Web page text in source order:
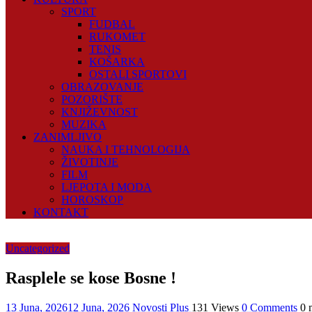
SPORT
FUDBAL
RUKOMET
TENIS
KOŠARKA
OSTALI SPORTOVI
OBRAZOVANJE
POZORIŠTE
KNJIŽEVNOST
MUZIKA
ZANIMLJIVO
NAUKA I TEHNOLOGIJA
ŽIVOTINJE
FILM
LJEPOTA I MODA
HOROSKOP
KONTAKT
Uncategorized
Rasplele se kose Bosne !
13 Juna, 202612 Juna, 2026 Novosti Plus 131 Views 0 Comments 0